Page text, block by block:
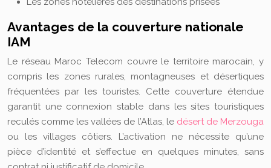
Avantages de la couverture nationale
IAM
Le réseau Maroc Telecom couvre le territoire marocain, y
compris les zones rurales, montagneuses et désertiques
fréquentées par les touristes. Cette couverture étendue
garantit une connexion stable dans les sites touristiques
reculés comme les vallées de l’Atlas, le désert de Merzouga
ou les villages côtiers. L’activation ne nécessite qu’une
pièce d’identité et s’effectue en quelques minutes, sans